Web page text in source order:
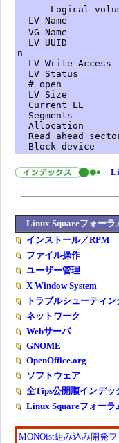
--- Logical
LV Name /
VG Name
LV UUID
n
LV Write
LV Status
#
LV Size
Current
Read ahead
Block
Linux Squareフォーラ
インストール／RPM
ファイル操作
ユーザー管理
X Window System
トラブルシューティン
ネットワーク
Webサーバ
GNOME
OpenOffice.org
ソフトウェア
全Tips公開順インデッ
Linux Squareフォーラ
MONOist組み込み開発